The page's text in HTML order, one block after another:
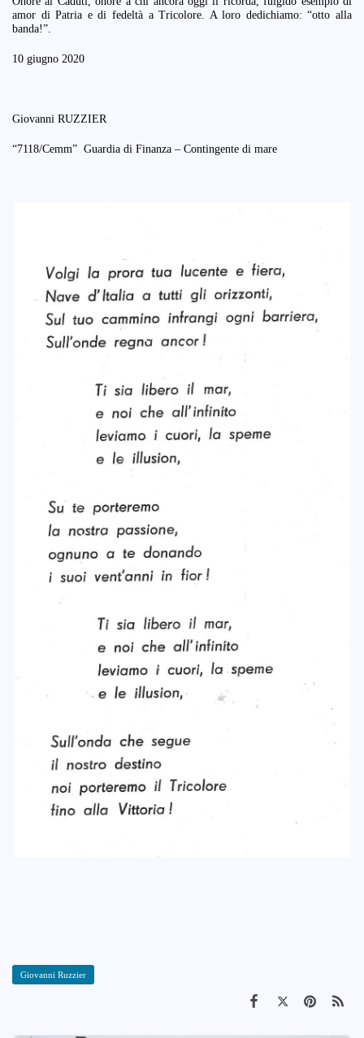
amor di Patria e di fedeltà a Tricolore. A loro dedichiamo: “otto alla
banda!”.
10 giugno 2020
Giovanni RUZZIER
“7118/Cemm” Guardia di Finanza – Contingente di mare
Giovanni Ruzzier